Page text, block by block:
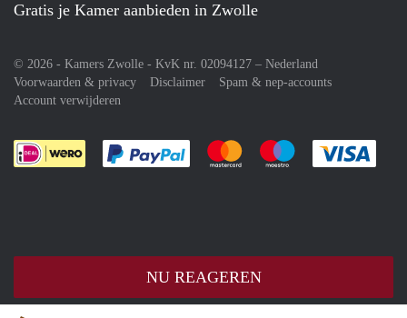
NU REAGEREN
Gratis je Kamer aanbieden in Zwolle
© 2026 - Kamers Zwolle - KvK nr. 02094127 – Nederland
Voorwaarden & privacy
Disclaimer
Spam & nep-accounts
Account verwijderen
Je rekent gemakkelijk af met Paypal
Je rekent gemakkelijk af met
Je rekent